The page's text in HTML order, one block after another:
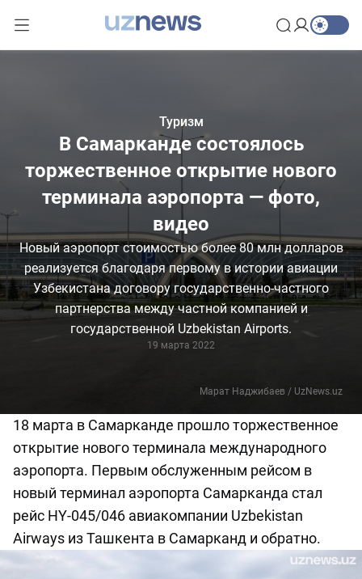
Туризм
В Самарканде состоялось
торжественное открытие нового
терминала аэропорта — фото,
видео
Новый аэропорт стоимостью более 80 млн долларов
реализуется благодаря первому в истории авиации
Узбекистана договору государственно-частного
партнерства между частной компанией и
государственной Uzbekistan Airports.
19 марта 2022
Марат Наджибаев / UzNews.uz
18 марта в Самарканде прошло торжественное
открытие нового терминала международного
аэропорта. Первым обслуженным рейсом в
новый терминал аэропорта Самарканда стал
рейс HY-045/046 авиакомпании Uzbekistan
Airways из Ташкента в Самарканд и обратно.